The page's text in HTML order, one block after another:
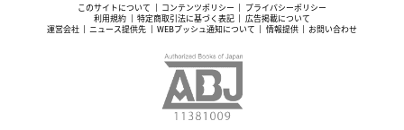
このサイトについて コンテンツポリシー
プライバシーポリシー
利用規約
特定商取引法に基づく表記
広告掲載について
運営会社
ニュース提供先 WEBプッシュ通知について 情報提供 お問い合わせ